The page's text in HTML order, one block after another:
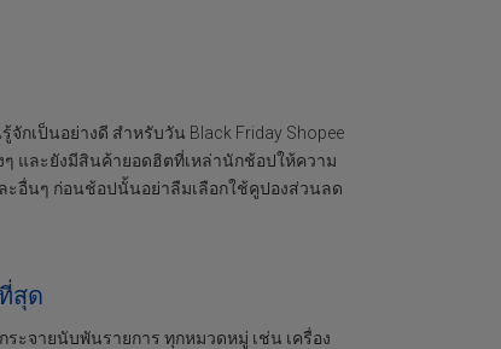
เป็นอย่างดี สำหรับวัน Black Friday Shopee
และยังมีสินค้ายอดฮิตที่เหล่านักช้อปให้ความ
อื่นๆ ก่อนช้อปนั้นอย่าลืมเลือกใช้คูปองส่วนลด
สุด
ะจายนับพันรายการ ทุกหมวดหมู่ เช่น เครื่อง